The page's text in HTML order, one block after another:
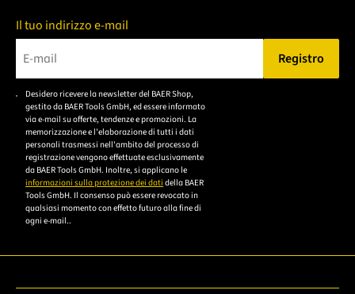
Il tuo indirizzo e-mail
Bitte geben Sie eine gültige E-Mail-Adresse ein.
Registro
Desidero ricevere la newsletter del BAER Shop,
gestito da BAER Tools GmbH, ed essere informato
via e-mail su offerte, tendenze e promozioni. La
memorizzazione e l'elaborazione di tutti i dati
personali trasmessi nell'ambito del processo di
registrazione vengono effettuate esclusivamente
da BAER Tools GmbH. Inoltre, si applicano le
informazioni sulla protezione dei dati della BAER
Tools GmbH. Il consenso può essere revocato in
qualsiasi momento con effetto futuro alla fine di
ogni e-mail..